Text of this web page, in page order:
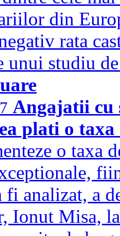
din
rata
unui studiu
Angajatii cu
plati o
o taxa
fi analizat, a
Ionut Misa,